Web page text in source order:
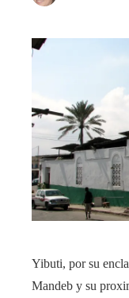
Yibuti, por su
Mandeb y su